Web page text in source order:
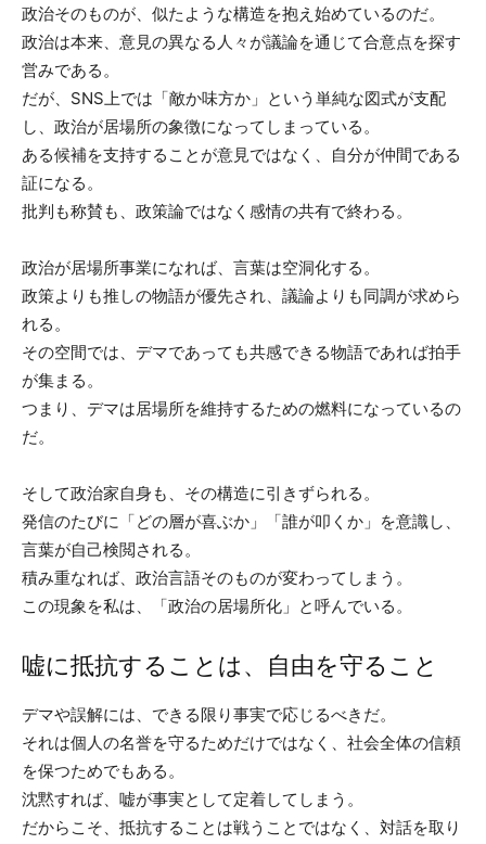
政治そのものが、似たような構造を抱え始めているのだ。
政治は本来、意見の異なる人々が議論を通じて合意点を探す
営みである。
だが、SNS上では「敵か味方か」という単純な図式が支配
し、政治が居場所の象徴になってしまっている。
ある候補を支持することが意見ではなく、自分が仲間である
証になる。
批判も称賛も、政策論ではなく感情の共有で終わる。
政治が居場所事業になれば、言葉は空洞化する。
政策よりも推しの物語が優先され、議論よりも同調が求めら
れる。
その空間では、デマであっても共感できる物語であれば拍手
が集まる。
つまり、デマは居場所を維持するための燃料になっているの
だ。
そして政治家自身も、その構造に引きずられる。
発信のたびに「どの層が喜ぶか」「誰が叩くか」を意識し、
言葉が自己検閲される。
積み重なれば、政治言語そのものが変わってしまう。
この現象を私は、「政治の居場所化」と呼んでいる。
嘘に抵抗することは、自由を守ること
デマや誤解には、できる限り事実で応じるべきだ。
それは個人の名誉を守るためだけではなく、社会全体の信頼
を保つためでもある。
沈黙すれば、嘘が事実として定着してしまう。
だからこそ、抵抗することは戦うことではなく、対話を取り